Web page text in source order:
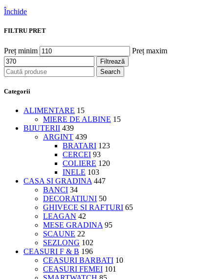
Închide
FILTRU PRET
Preț minim Preț maxim
Filtrează
Search
Categorii
ALIMENTARE 15
MIERE DE ALBINE 15
BIJUTERII 439
ARGINT 439
BRATARI 123
CERCEI 93
COLIERE 120
INELE 103
CASA SI GRADINA 447
BANCI 34
DECORATIUNI 50
GHIVECE SI RAFTURI 65
LEAGAN 42
MESE GRADINA 95
SCAUNE 22
SEZLONG 102
CEASURI F & B 196
CEASURI BARBATI 10
CEASURI FEMEI 101